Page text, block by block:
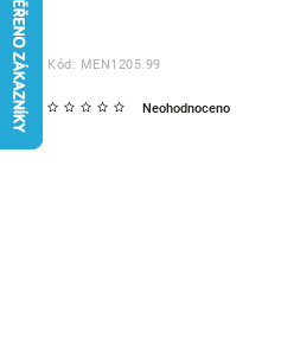
Kód: MEN1205.99
Neohodnoceno